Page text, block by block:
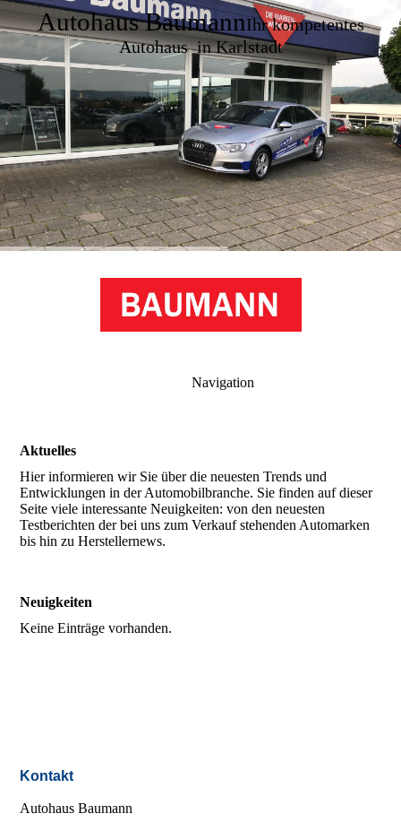
Autohaus BaumannIhr kompetentes
Autohaus in Karlstadt
Navigation
Aktuelles
Hier informieren wir Sie über die neuesten Trends und
Entwicklungen in der Automobilbranche. Sie finden auf dieser
Seite viele interessante Neuigkeiten: von den neuesten
Testberichten der bei uns zum Verkauf stehenden Automarken
bis hin zu Herstellernews.
Neuigkeiten
Keine Einträge vorhanden.
Kontakt
Autohaus Baumann